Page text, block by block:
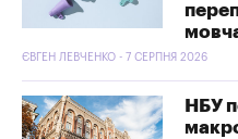
ЄВГЕН ЛЕВЧЕНКО - 7 СЕРПНЯ 2026
НБУ